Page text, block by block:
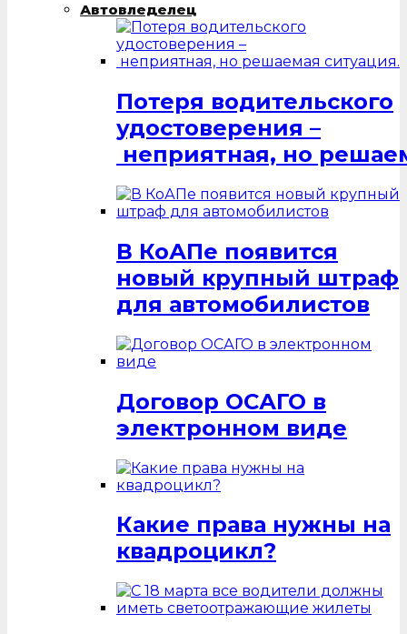
Автовледелец
Потеря водительского
удостоверения –
неприятная, но
В КоАПе появится
новый крупный штраф
для автомобилистов
Договор ОСАГО в
электронном виде
Какие права нужны на
квадроцикл?